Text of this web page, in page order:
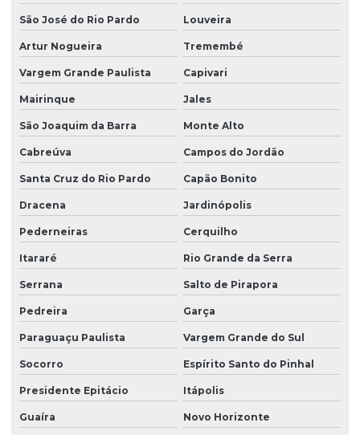
Limpeza predial terceirizada
Limpeza profissional em empresas
Limpeza profissional de piso
Limpeza profissional de pisos
Limpeza profissional pós obra
Limpeza profissional de vidros
Limpeza terceirizada
Limpeza de vidro predial
Limpeza de vidros em altura
Limpeza de vidros externos
Limpeza de vidros e fachadas
São José do Rio Pardo Louveira
Artur Nogueira Tremembé
Vargem Grande Paulista Capivari
Mairinque Jales
São Joaquim da Barra Monte Alto
Cabreúva Campos do Jordão
Santa Cruz do Rio Pardo Capão Bonito
Dracena Jardinópolis
Pederneiras Cerquilho
Itararé Rio Grande da Serra
Serrana Salto de Pirapora
Pedreira Garça
Paraguaçu Paulista Vargem Grande do Sul
Socorro Espírito Santo do Pinhal
Presidente Epitácio Itápolis
Guaíra Novo Horizonte